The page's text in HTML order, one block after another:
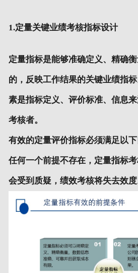
1.定量关键业绩考核指标设计
定量指标是能够准确定义、精确
的，反映工作结果的关键业绩指
素是指标定义、评价标准、信息
考核者。
有效的定量评价指标必须满足以
任何一个前提不存在，定量指标
会受到质疑，绩效考核将失去效度